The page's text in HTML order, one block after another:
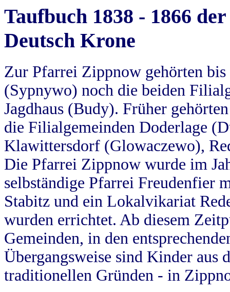
Taufbuch 1838 - 1866
Deutsch Krone
Zur Pfarrei Zippnow gehörten
(Sypnywo) noch die beiden
Jagdhaus (Budy). Früher
die Filialgemeinden Doderlage
Klawittersdorf (Glowaczewo),
Die Pfarrei Zippnow wurde im
selbständige Pfarrei Freudenfier
Stabitz und ein Lokalvikariat
wurden errichtet. Ab diesem
Gemeinden, in den
Übergangsweise sind Kinder aus
traditionellen Gründen - in